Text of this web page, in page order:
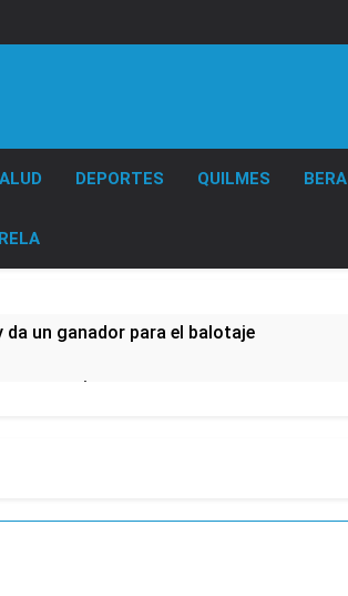
DEPORTES QUILMES
un ganador para el balotaje
a extranjeros
50 años de trayectoria